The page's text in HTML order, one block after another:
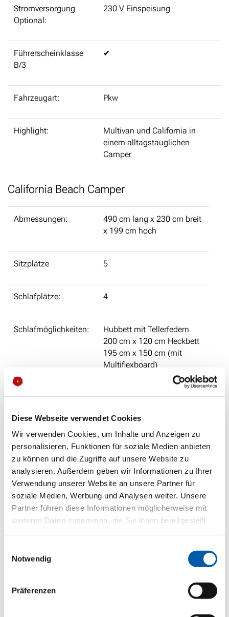
Diese Webseite verwendet Cookies
Wir verwenden Cookies, um Inhalte und Anzeigen zu
personalisieren, Funktionen für soziale Medien anbieten
zu können und die Zugriffe auf unsere Website zu
analysieren. Außerdem geben wir Informationen zu Ihrer
Verwendung unserer Website an unsere Partner für
soziale Medien, Werbung und Analysen weiter. Unsere
Partner führen diese Informationen möglicherweise mit
weiteren Daten zusammen, die Sie ihnen bereitgestellt
Notwendig
Präferenzen
Stromversorgung
Optional:
230 V Einspeisung
Führerscheinklasse
B/3
✔
Fahrzeugart: Pkw
Highlight:
Multivan und California in
einem alltagstauglichen
Camper
California Beach Camper
Abmessungen:
490 cm lang x 230 cm breit
x 199 cm hoch
Sitzplätze 5
Schlafplätze: 4
Schlafmöglichkeiten:
Hubbett mit Tellerfedern
200 cm x 120 cm Heckbett
195 cm x 150 cm (mit
Multiflexboard)
Dusche: -
Toilette : Optional: Zubehörtoilette
Heizung Optional: Dieselstandheizung
Küche:
1-Flammen-Gasherd
1,8 kg Campinggas,
ausziehbar
Optional: